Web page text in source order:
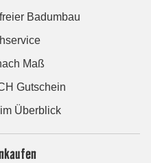
Badumbau
Maß
Gutschein
Überblick